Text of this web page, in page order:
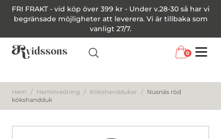
FRI FRAKT - vid köp över 399 kr - Under v.28-30 så har vi
begränsade möjligheter att leverera. Vi är tillbaka som
vanligt 27/7.
0
Hem / Heminredning / Kökshanddukar / Nusnäs röd
kökshandduk